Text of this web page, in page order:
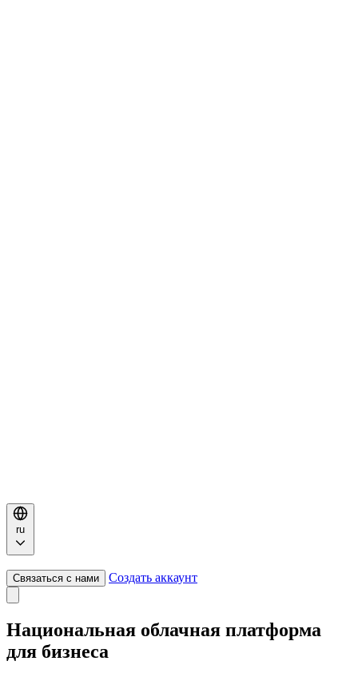
ru
Связаться с нами Создать аккаунт
Национальная облачная платформа
для бизнеса